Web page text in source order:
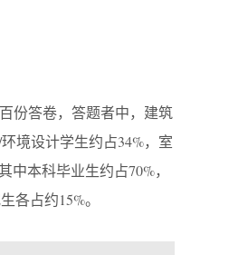
份答卷，答题者中，建筑
境设计学生约占34%，室
中本科毕业生约占70%，
各占约15%。